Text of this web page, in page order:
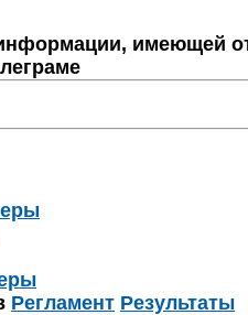
имеющей
Регламент Результаты